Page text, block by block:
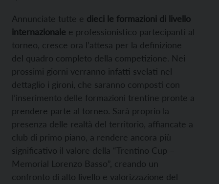
Annunciate tutte e dieci le formazioni di livello
internazionale e professionistico partecipanti al
torneo, cresce ora l’attesa per la definizione
del quadro completo della competizione. Nei
prossimi giorni verranno infatti svelati nel
dettaglio i gironi, che saranno composti con
l’inserimento delle formazioni trentine pronte a
prendere parte al torneo. Sarà proprio la
presenza delle realtà del territorio, affiancate a
club di primo piano, a rendere ancora più
significativo il valore della “Trentino Cup –
Memorial Lorenzo Basso”, creando un
confronto di alto livello e valorizzazione del